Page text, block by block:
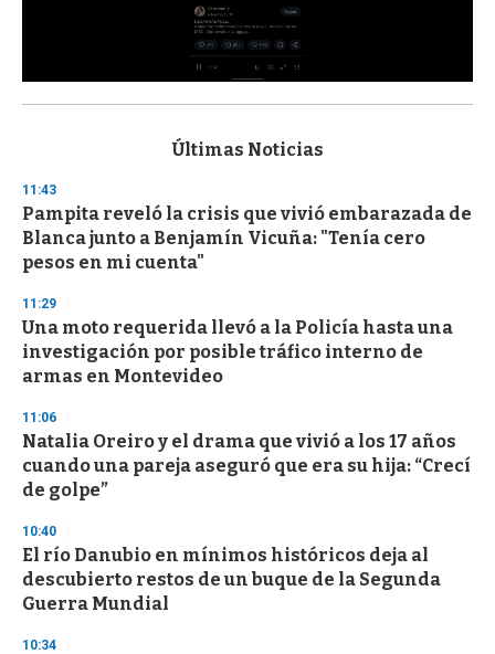
s
d
s
o
f
3
s
e
c
o
n
Últimas Noticias
11:43
Pampita reveló la crisis que vivió embarazada de
Blanca junto a Benjamín Vicuña: "Tenía cero
pesos en mi cuenta"
11:29
Una moto requerida llevó a la Policía hasta una
investigación por posible tráfico interno de
armas en Montevideo
11:06
Natalia Oreiro y el drama que vivió a los 17 años
cuando una pareja aseguró que era su hija: “Crecí
de golpe”
10:40
El río Danubio en mínimos históricos deja al
descubierto restos de un buque de la Segunda
Guerra Mundial
10:34